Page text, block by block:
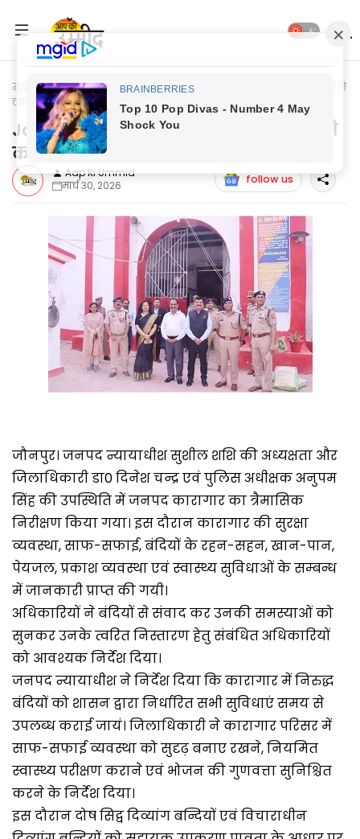
मुख्यपृष्ठ Jaunpur News
Jaunpur News: जिला जज, डीएम, एसपी ने
कारागार का किया निरीक्षण
Jaunpur News: जिला जज, डीएम, एसपी ने
कारागार का किया निरीक्षण
Aap Ki Ummid
मार्च 30, 2026
follow us
जौनपुर। जनपद न्यायाधीश सुशील शशि की अध्यक्षता और
जिलाधिकारी डा0 दिनेश चन्द्र एवं पुलिस अधीक्षक अनुपम
सिंह की उपस्थिति में जनपद कारागार का त्रैमासिक
निरीक्षण किया गया। इस दौरान कारागार की सुरक्षा
व्यवस्था, साफ-सफाई, बंदियों के रहन-सहन, खान-पान,
पेयजल, प्रकाश व्यवस्था एवं स्वास्थ्य सुविधाओं के सम्बन्ध
में जानकारी प्राप्त की गयी।
अधिकारियों ने बंदियों से संवाद कर उनकी समस्याओं को
सुनकर उनके त्वरित निस्तारण हेतु संबंधित अधिकारियों
को आवश्यक निर्देश दिया।
जनपद न्यायाधीश ने निर्देश दिया कि कारागार में निरुद्ध
बंदियों को शासन द्वारा निर्धारित सभी सुविधाएं समय से
उपलब्ध कराई जायं। जिलाधिकारी ने कारागार परिसर में
साफ-सफाई व्यवस्था को सुदृढ़ बनाए रखने, नियमित
स्वास्थ्य परीक्षण कराने एवं भोजन की गुणवत्ता सुनिश्चित
करने के निर्देश दिया।
इस दौरान दोष सिद्व दिव्यांग बन्दियों एवं विचाराधीन